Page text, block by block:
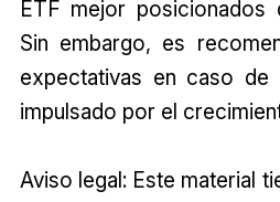
ETF mejor posicionados
Sin embargo, es
expectativas en caso de
impulsado por el
Aviso legal: Este material